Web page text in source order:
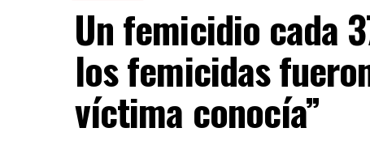
Un femicidio cada
los femicidas
víctima conocía”